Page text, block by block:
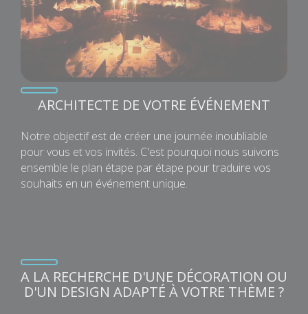
ARCHITECTE DE VOTRE ÉVÉNEMENT
Notre objectif est de créer une journée inoubliable
pour vous et vos invités. C'est pourquoi nous suivons
ensemble le plan étape par étape pour traduire vos
souhaits en un événement unique.
A LA RECHERCHE D'UNE DÉCORATION OU
D'UN DESIGN ADAPTÉ À VOTRE THÈME ?